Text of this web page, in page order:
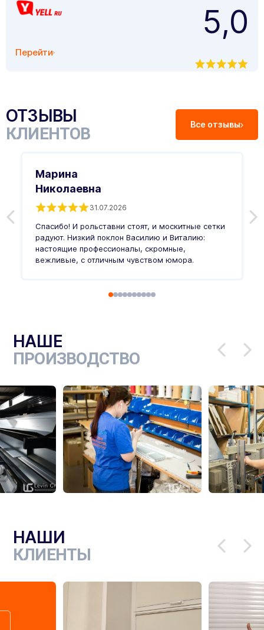
Перейти
5,0
ОТЗЫВЫ
КЛИЕНТОВ Все отзывы
Марина
Николаевна
31.07.2026
Спасибо! И рольставни стоят, и москитные сетки
радуют. Низкий поклон Василию и Виталию:
настоящие профессионалы, скромные,
вежливые, с отличным чувством юмора.
НАШЕ
ПРОИЗВОДСТВО
НАШИ
КЛИЕНТЫ